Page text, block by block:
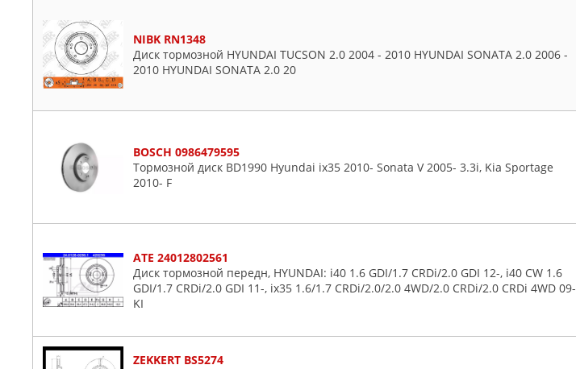
NIBK RN1348
Диск тормозной HYUNDAI TUCSON 2.0 2004 - 2010 HYUNDAI SONATA 2.0 2006 -
2010 HYUNDAI SONATA 2.0 20
BOSCH 0986479595
Тормозной диск BD1990 Hyundai ix35 2010- Sonata V 2005- 3.3i, Kia Sportage
2010- F
ATE 24012802561
Диск тормозной передн, HYUNDAI: i40 1.6 GDI/1.7 CRDi/2.0 GDI 12-, i40 CW 1.6
GDI/1.7 CRDi/2.0 GDI 11-, ix35 1.6/1.7 CRDi/2.0/2.0 4WD/2.0 CRDi/2.0 CRDi 4WD 09-
KI
ZEKKERT BS5274